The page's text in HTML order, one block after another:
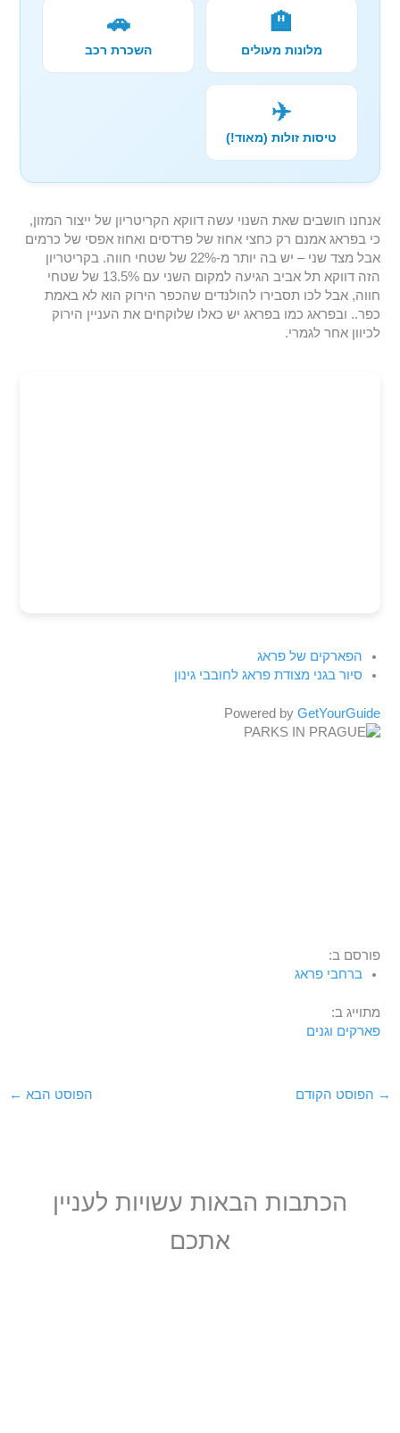
🏨
מלונות מעולים
🚗
השכרת רכב
✈️
טיסות זולות (מאוד!)
אנחנו חושבים שאת השנוי עשה דווקא הקריטריון של ייצור המזון,
כי בפראג אמנם רק כחצי אחוז של פרדסים ואחוז אפסי של כרמים
אבל מצד שני – יש בה יותר מ-22% של שטחי חווה. בקריטריון
הזה דווקא תל אביב הגיעה למקום השני עם 13.5% של שטחי
חווה, אבל לכו תסבירו להולנדים שהכפר הירוק הוא לא באמת
כפר.. ובפראג כמו בפראג יש כאלו שלוקחים את העניין הירוק
לכיוון אחר לגמרי.
הפארקים של פראג
סיור בגני מצודת פראג לחובבי גינון
Powered by GetYourGuide
פורסם ב:
ברחבי פראג
מתוייג ב:
פארקים וגנים
→ הפוסט הקודם הפוסט הבא ←
הכתבות הבאות עשויות לעניין
אתכם